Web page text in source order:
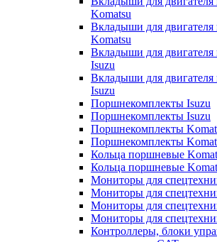
Komatsu
Вкладыши для двигателя
Komatsu
Вкладыши для двигателя
Isuzu
Вкладыши для двигателя
Isuzu
Поршнекомплекты Isuzu
Поршнекомплекты Isuzu
Поршнекомплекты
Поршнекомплекты
Кольца поршневые
Кольца поршневые
Мониторы для
Мониторы для
Мониторы для
Мониторы для
Контроллеры, блоки